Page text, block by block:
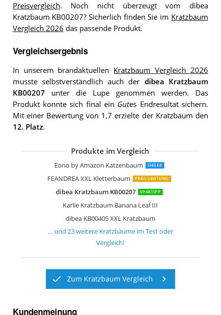
Preisvergleich. Noch nicht überzeugt vom dibea
Kratzbaum KB00207? Sicherlich finden Sie im Kratzbaum
Vergleich 2026 das passende Produkt.
Vergleichsergebnis
In unserem brandaktuellen Kratzbaum Vergleich 2026
musste selbstverständlich auch der dibea Kratzbaum
KB00207 unter die Lupe genommen werden. Das
Produkt konnte sich final ein Gutes Endresultat sichern.
Mit einer Bewertung von 1,7 erzielte der Kratzbaum den
12. Platz.
Produkte im Vergleich
Eono by Amazon Katzenbaum SIEGER
FEANDREA XXL Kletterbaum PREIS-LEISTUNG
dibea Kratzbaum KB00207 SPARTIPP
Karlie Kratzbaum Banana Leaf III
dibea KB00405 XXL Kratzbaum
FEANDREA KRATZBAUM FÜR
TecTake 800551 XXL Katzen
Kerbl 81500 Wandkratzbaum Dolomit
dibea KB00366 Kratzbaum
FEANDREA XXL Kratzbaum
Trixie 44541 Kratzbaum Baza
FEANDREA Kratzbaum mit Großer
Nobby Kratzbaum MOTEGA
Eono by Amazon Katzenbaum
Kerbl Kratzbaum Jade Pro
TecTake 800294 Katzen Kratzbaum
TecTake Kratzbaum mit XXL
TecTake Katzen Kratzbaum
Sam´s Pet Kratzbaum Buffy
dibea KB00503 Kratzbaum extra breit
TecTake Kratzbaum Mittelhoch mit
Kerbl 82529 Kratzbaum Safari
FEANDREA Kletterbaum PCT35G
Trixie Tarifa Kratzbaum
… und 23weitere Kratzbäumeim Test oder
Vergleich!
Zum Kratzbaum Vergleich
Kundenmeinung